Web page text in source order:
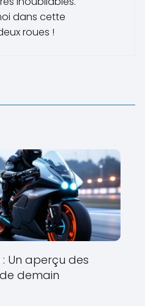
dans cette
roues !
: Un aperçu des
demain